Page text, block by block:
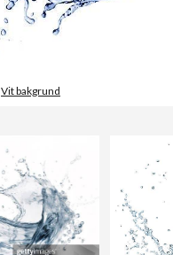
Vit bakgrund